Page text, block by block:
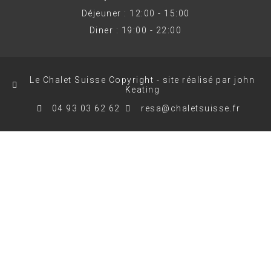
Déjeuner : 12:00 - 15:00
Diner : 19:00 - 22:00
Le Chalet Suisse Copyright - site réalisé par john
Keating
04 93 03 62 62
resa@chaletsuisse.fr